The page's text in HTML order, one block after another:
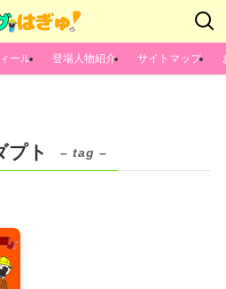
ール 登場人物紹介 サイトマップ
プト – tag –